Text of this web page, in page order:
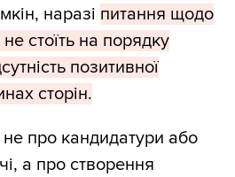
наразі питання щодо
стоїть на порядку
позитивної
сторін.
не про кандидатури або
а про створення